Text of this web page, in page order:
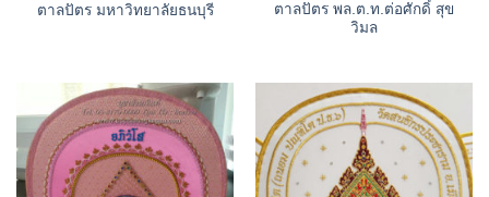
ตาลปัตร มหาวิทยาลัยธนบุรี
ตาลปัตร พล.ต.ท.ต่อศักดิ์ สุข
วิมล